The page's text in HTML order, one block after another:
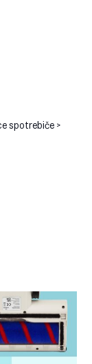
spotrebiče >